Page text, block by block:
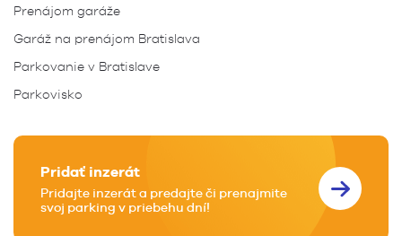
Prenájom garáže
Garáž na prenájom Bratislava
Parkovanie v Bratislave
Parkovisko
Pridať inzerát
Pridajte inzerát a predajte či prenajmite
svoj parking v priebehu dní!